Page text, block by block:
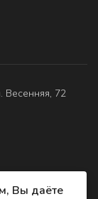
Весенняя, 72
Вы даёте